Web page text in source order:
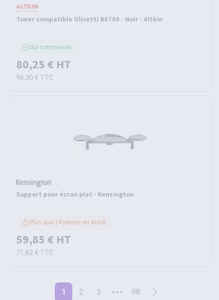
Toner compatible Olivetti B0706 - Noir - Altkin
Sur commande
80,25 € HT
96,30 € TTC
Support pour écran plat - Kensington
Plus que 14 pièces en stock
59,85 € HT
71,82 € TTC
1 2 3 98